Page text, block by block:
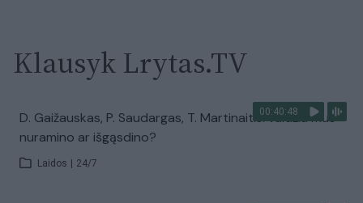
Klausyk Lrytas.TV
00:40:48
D. Gaižauskas, P. Saudargas, T. Martinaitis: valdžia mus
nuramino ar išgąsdino?
Laidos 24/7